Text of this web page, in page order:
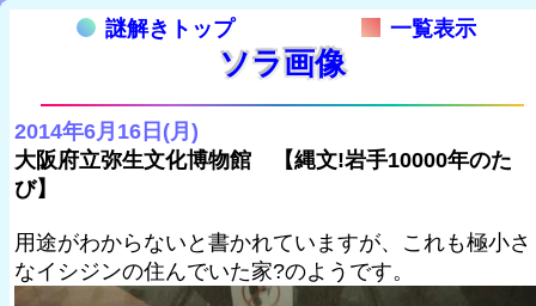
謎解きトップ 一覧表示
ソラ画像
2014年6月16日(月)
大阪府立弥生文化博物館 【縄文!岩手10000年のた
び】
用途がわからないと書かれていますが、これも極小さ
なイシジンの住んでいた家?のようです。